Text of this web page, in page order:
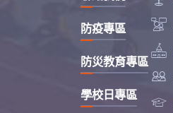




防疫專區
防災教育專區
學校日專區